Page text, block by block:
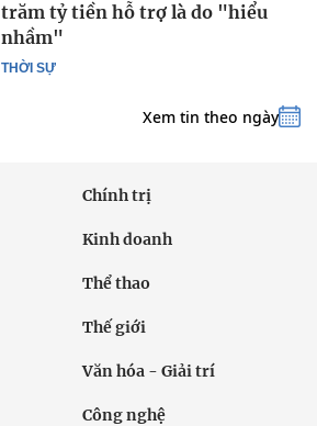
THỜI SỰ
trăm tỷ tiền hỗ trợ là do "hiểu
nhầm"
Xem tin theo ngày
Chính trị
Kinh doanh
Thể thao
Thế giới
Văn hóa - Giải trí
Công nghệ